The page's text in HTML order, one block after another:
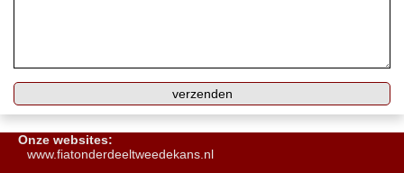
Onze websites:
www.fiatonderdeeltweedekans.nl